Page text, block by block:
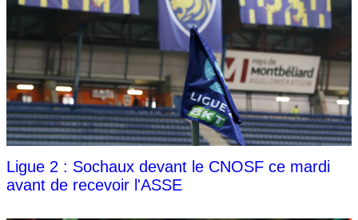
Ligue 2 : Sochaux devant le CNOSF ce mardi
avant de recevoir l'ASSE